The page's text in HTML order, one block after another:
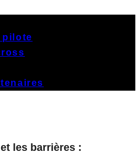
pilote
les barrières :